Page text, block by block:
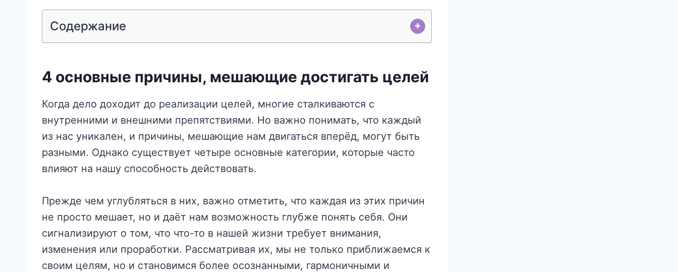
Содержание +
4 основные причины, мешающие достигать целей
Когда дело доходит до реализации целей, многие сталкиваются с
внутренними и внешними препятствиями. Но важно понимать, что каждый
из нас уникален, и причины, мешающие нам двигаться вперёд, могут быть
разными. Однако существует четыре основные категории, которые часто
влияют на нашу способность действовать.
Прежде чем углубляться в них, важно отметить, что каждая из этих причин
не просто мешает, но и даёт нам возможность глубже понять себя. Они
сигнализируют о том, что что-то в нашей жизни требует внимания,
изменения или проработки. Рассматривая их, мы не только приближаемся к
своим целям, но и становимся более осознанными, гармоничными и